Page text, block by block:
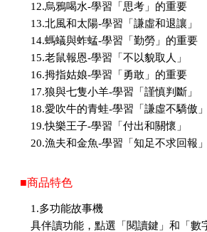
12.烏鴉喝水-學習「思考」的重要
13.北風和太陽-學習「謙虛和退讓」
14.螞蟻與蚱蜢-學習「勤勞」的重要
15.老鼠報恩-學習「不以貌取人」
16.拇指姑娘-學習「勇敢」的重要
17.狼與七隻小羊-學習「謹慎判斷」
18.愛吹牛的青蛙-學習「謙虛不驕傲」
19.快樂王子-學習「付出和關懷」
20.漁夫和金魚-學習「知足不求回報」
■商品特色
1.多功能故事機
具伴讀功能，點選「閱讀鍵」和「數